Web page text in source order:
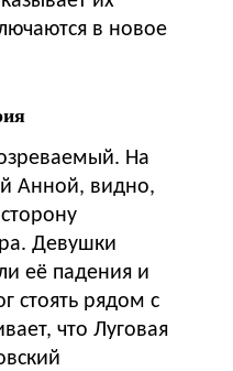
в новое
На
Анной, видно,
Девушки
её падения и
стоять рядом с
что Луговая